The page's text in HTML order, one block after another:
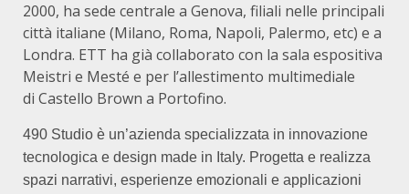
2000, ha sede centrale a Genova, filiali nelle principali
città italiane (Milano, Roma, Napoli, Palermo, etc) e a
Londra. ETT ha già collaborato con la sala espositiva
Meistri e Mesté e per l’allestimento multimediale
di Castello Brown a Portofino.
490 Studio è un’azienda specializzata in innovazione
tecnologica e design made in Italy. Progetta e realizza
spazi narrativi, esperienze emozionali e applicazioni